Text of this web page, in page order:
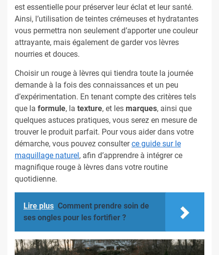
est essentielle pour préserver leur éclat et leur santé.
Ainsi, l’utilisation de teintes crémeuses et hydratantes
vous permettra non seulement d’apporter une couleur
attrayante, mais également de garder vos lèvres
nourries et douces.
Choisir un rouge à lèvres qui tiendra toute la journée
demande à la fois des connaissances et un peu
d’expérimentation. En tenant compte des critères tels
que la formule, la texture, et les marques, ainsi que
quelques astuces pratiques, vous serez en mesure de
trouver le produit parfait. Pour vous aider dans votre
démarche, vous pouvez consulterce guide sur le
maquillage naturel , afin d’apprendre à intégrer ce
magnifique rouge à lèvres dans votre routine
quotidienne.
Lire plus Comment prendre soin de
ses ongles pour les fortifier ?